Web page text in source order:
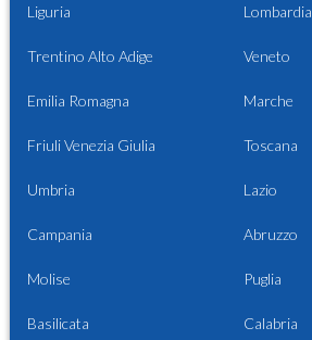
Liguria Lombardia
Trentino Alto Adige Veneto
Emilia Romagna Marche
Friuli Venezia Giulia Toscana
Umbria Lazio
Campania Abruzzo
Molise Puglia
Basilicata Calabria